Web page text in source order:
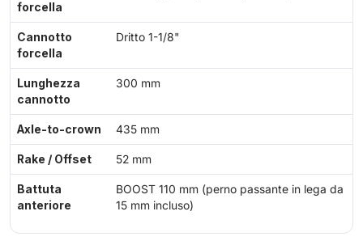
forcella
Cannotto
forcella
Dritto 1-1/8"
Lunghezza
cannotto
300 mm
Axle-to-crown 435 mm
Rake / Offset 52 mm
Battuta
anteriore
BOOST 110 mm (perno passante in lega da
15 mm incluso)